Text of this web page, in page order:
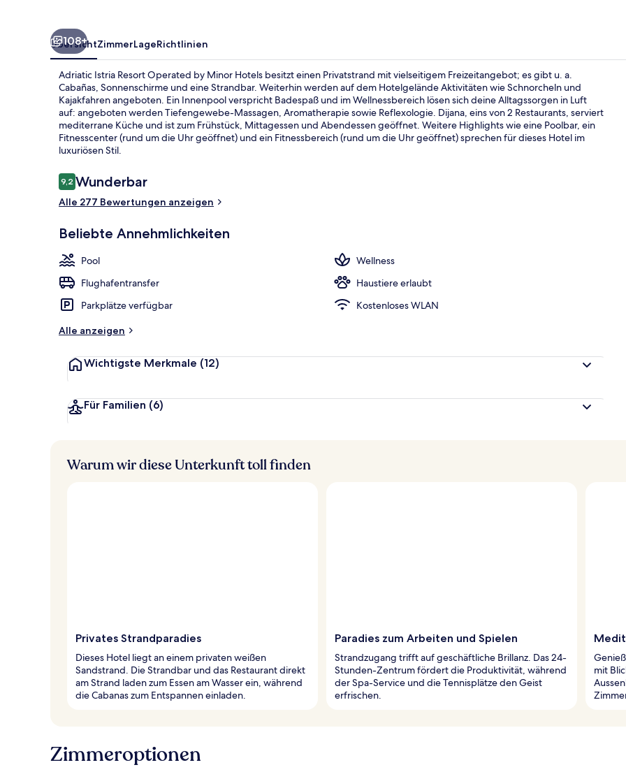
108+
ÜbersichtZimmerLageRichtlinien
Adriatic Istria Resort Operated by Minor Hotels besitzt einen Privatstrand mit vielseitigem Freizeitangebot; es gibt u. a.
Cabañas, Sonnenschirme und eine Strandbar. Weiterhin werden auf dem Hotelgelände Aktivitäten wie Schnorcheln und
Kajakfahren angeboten. Ein Innenpool verspricht Badespaß und im Wellnessbereich lösen sich deine Alltagssorgen in Luft
auf: angeboten werden Tiefengewebe-Massagen, Aromatherapie sowie Reflexologie. Dijana, eins von 2 Restaurants, serviert
mediterrane Küche und ist zum Frühstück, Mittagessen und Abendessen geöffnet. Weitere Highlights wie eine Poolbar, ein
Fitnesscenter (rund um die Uhr geöffnet) und ein Fitnessbereich (rund um die Uhr geöffnet) sprechen für dieses Hotel im
luxuriösen Stil.
Bewertungen
9,29,2 von 10.
Wunderbar
Alle 277 Bewertungen anzeigen
Beliebte Annehmlichkeiten
Pool
Wellness
Flughafentransfer
Haustiere erlaubt
Parkplätze verfügbar
Kostenloses WLAN
Alle anzeigen
Wichtigste Merkmale (12)
Für Familien (6)
Warum wir diese Unterkunft toll finden
Privates Strandparadies
Dieses Hotel liegt an einem privaten weißen
Sandstrand. Die Strandbar und das Restaurant direkt
am Strand laden zum Essen am Wasser ein, während
die Cabanas zum Entspannen einladen.
Paradies zum Arbeiten und Spielen
Strandzugang trifft auf geschäftliche Brillanz. Das 24-
Stunden-Zentrum fördert die Produktivität, während
der Spa-Service und die Tennisplätze den Geist
erfrischen.
mit
Zimmeroptionen